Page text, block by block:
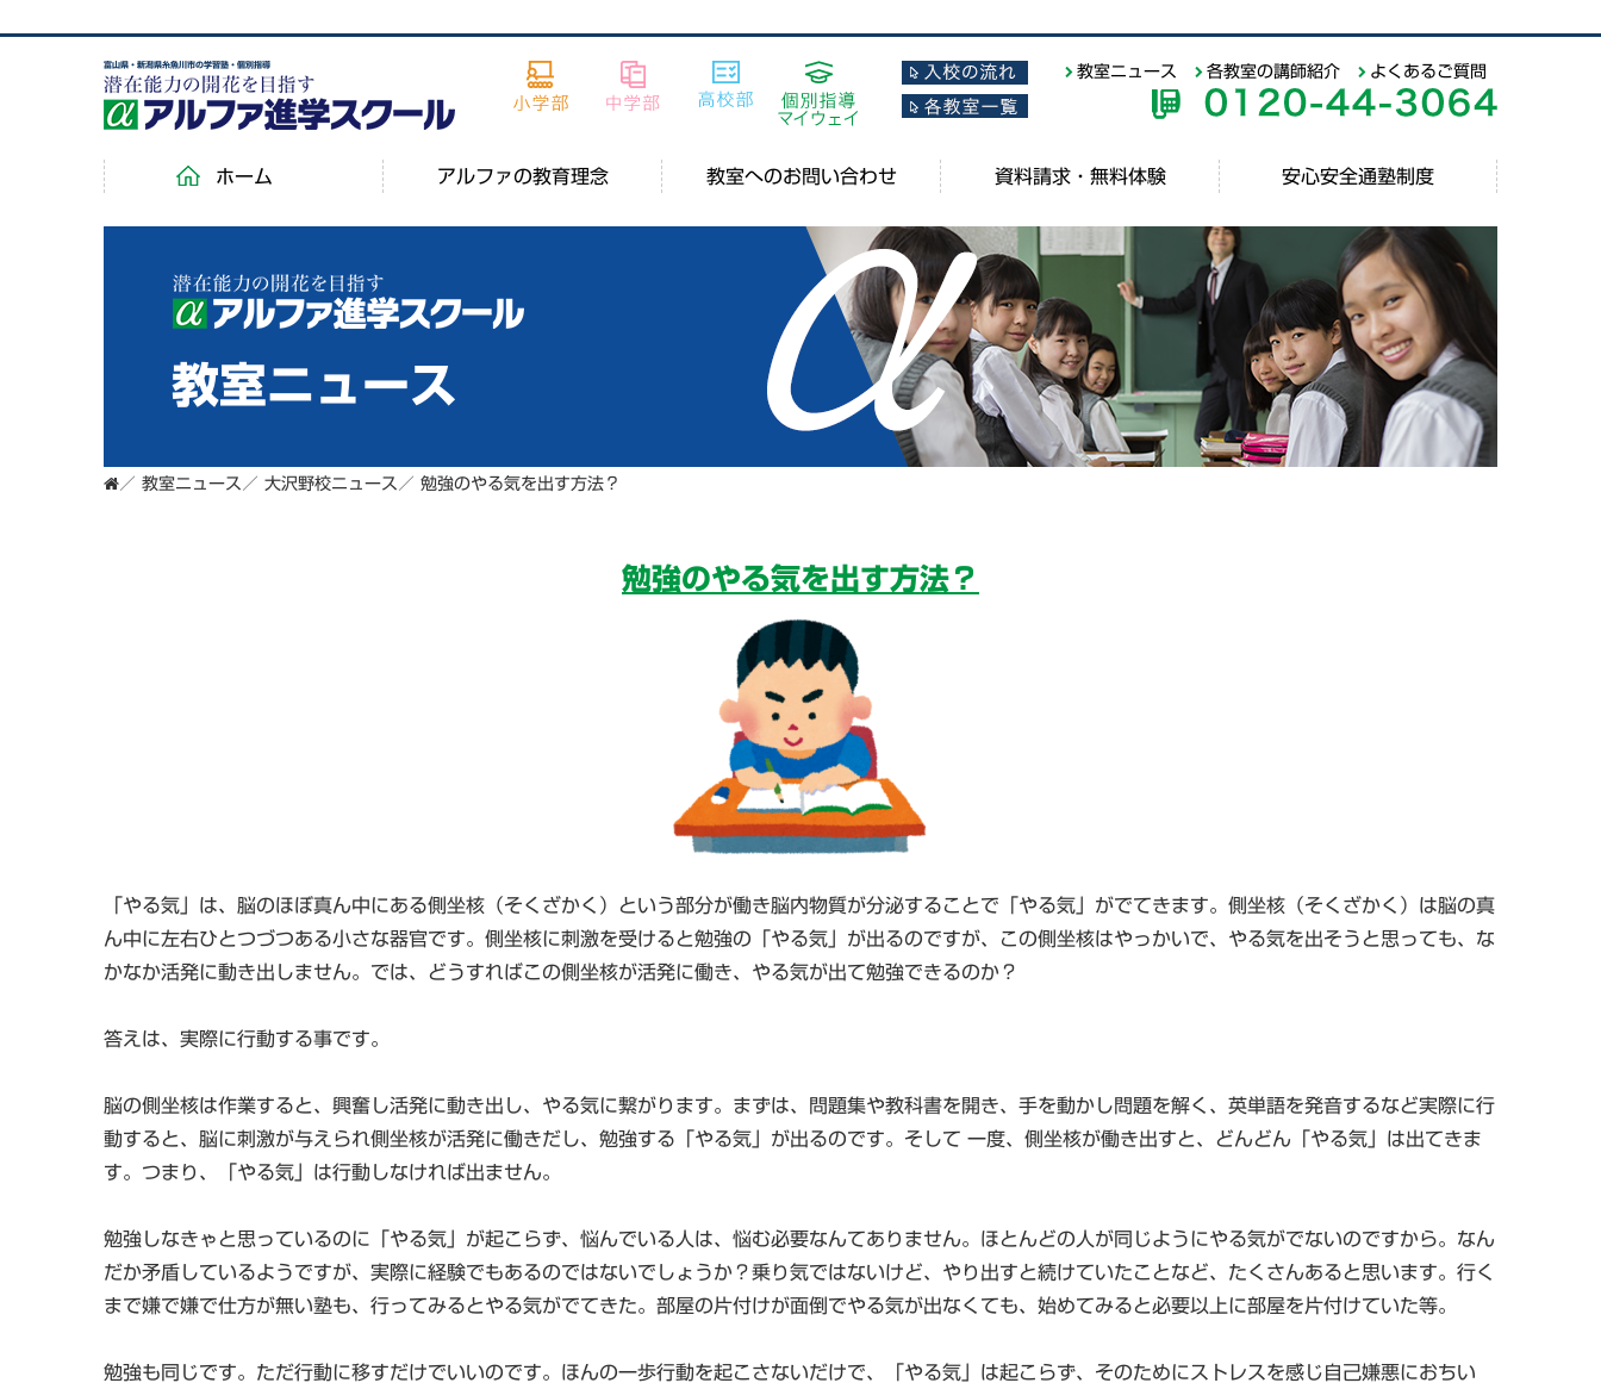
富山県・新潟県糸魚川市の学習塾・個別指導 教室ニュース 各教室の講師紹介 よくあるご質問
ホーム アルファの教育理念 教室へのお問い合わせ 資料請求・無料体験 安心安全通塾制度
教室ニュース
／ 教室ニュース ／ 大沢野校ニュース ／ 勉強のやる気を出す方法？
勉強のやる気を出す方法？
「やる気」は、脳のほぼ真ん中にある側坐核（そくざかく）という部分が働き脳内物質が分泌することで「やる気」がでてきます。側坐核（そくざかく）は脳の真
ん中に左右ひとつづつある小さな器官です。側坐核に刺激を受けると勉強の「やる気」が出るのですが、この側坐核はやっかいで、やる気を出そうと思っても、な
かなか活発に動き出しません。では、どうすればこの側坐核が活発に働き、やる気が出て勉強できるのか？
答えは、実際に行動する事です。
脳の側坐核は作業すると、興奮し活発に動き出し、やる気に繋がります。まずは、問題集や教科書を開き、手を動かし問題を解く、英単語を発音するなど実際に行
動すると、脳に刺激が与えられ側坐核が活発に働きだし、勉強する「やる気」が出るのです。そして 一度、側坐核が働き出すと、どんどん「やる気」は出てきま
す。つまり、
「やる気」は行動しなければ出ません。
勉強しなきゃと思っているのに「やる気」が起こらず、悩んでいる人は、悩む必要なんてありません。ほとんどの人が同じようにやる気がでないのですから。なん
だか矛盾しているようですが、実際に経験でもあるのではないでしょうか？乗り気ではないけど、やり出すと続けていたことなど、たくさんあると思います。行く
まで嫌で嫌で仕方が無い塾も、行ってみるとやる気がでてきた。部屋の片付けが面倒でやる気が出なくても、始めてみると必要以上に部屋を片付けていた等。
勉強も同じです。ただ行動に移すだけでいいのです。ほんの一歩行動を起こさないだけで、「やる気」は起こらず、そのためにストレスを感じ自己嫌悪におちい